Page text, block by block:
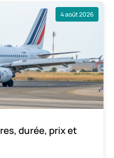
4 août 2026
durée, prix et